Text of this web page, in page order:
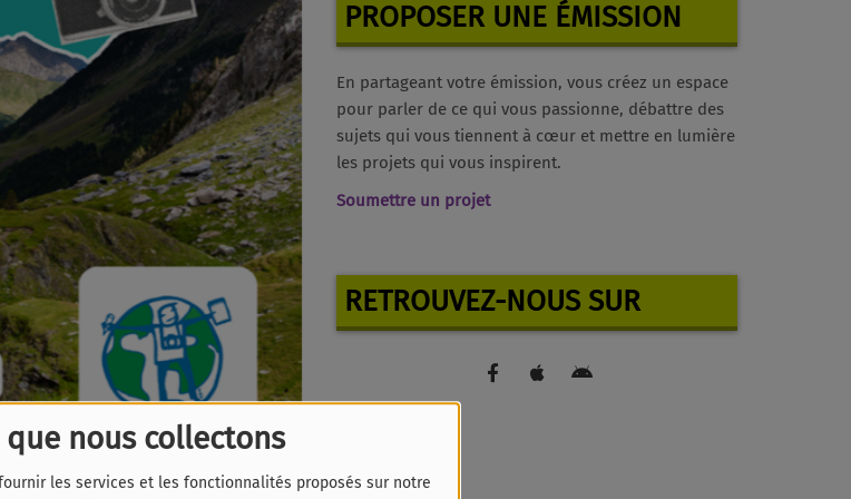
nous collectons
les services et les fonctionnalités proposés sur notre
PROPOSER UNE ÉMISSION
En partageant votre émission, vous créez un espace
pour parler de ce qui vous passionne, débattre des
sujets qui vous tiennent à cœur et mettre en lumière
les projets qui vous inspirent.
Soumettre un projet
RETROUVEZ-NOUS SUR